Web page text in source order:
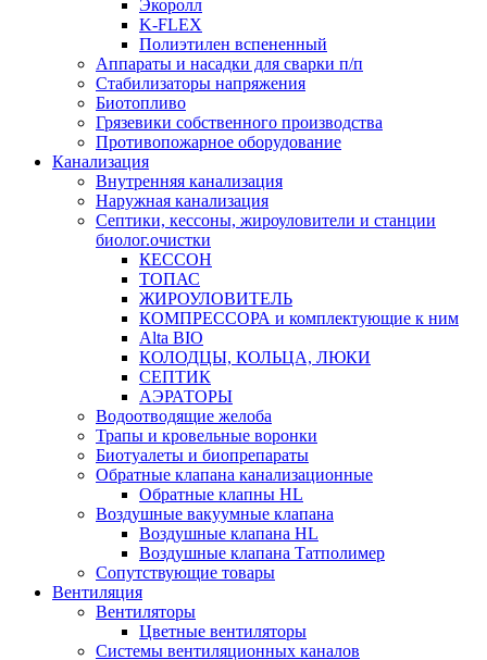
Экоролл
K-FLEX
Полиэтилен вспененный
Аппараты и насадки для сварки п/п
Стабилизаторы напряжения
Биотопливо
Грязевики собственного производства
Противопожарное оборудование
Канализация
Внутренняя канализация
Наружная канализация
Септики, кессоны, жироуловители и станции
биолог.очистки
КЕССОН
ТОПАС
ЖИРОУЛОВИТЕЛЬ
КОМПРЕССОРА и комплектующие к ним
Alta BIO
КОЛОДЦЫ, КОЛЬЦА, ЛЮКИ
СЕПТИК
АЭРАТОРЫ
Водоотводящие желоба
Трапы и кровельные воронки
Биотуалеты и биопрепараты
Обратные клапана канализационные
Обратные клапны HL
Воздушные вакуумные клапана
Воздушные клапана HL
Воздушные клапана Татполимер
Сопутствующие товары
Вентиляция
Вентиляторы
Цветные вентиляторы
Системы вентиляционных каналов